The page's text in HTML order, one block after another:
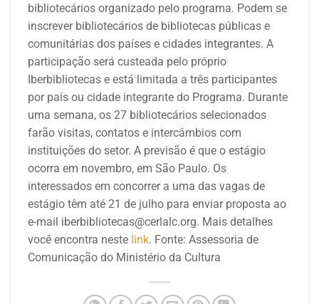
bibliotecários organizado pelo programa. Podem se
inscrever bibliotecários de bibliotecas públicas e
comunitárias dos países e cidades integrantes. A
participação será custeada pelo próprio
Iberbibliotecas e está limitada a três participantes
por país ou cidade integrante do Programa. Durante
uma semana, os 27 bibliotecários selecionados
farão visitas, contatos e intercâmbios com
instituições do setor. A previsão é que o estágio
ocorra em novembro, em São Paulo. Os
interessados em concorrer a uma das vagas de
estágio têm até 21 de julho para enviar proposta ao
e-mail iberbibliotecas@cerlalc.org. Mais detalhes
você encontra neste link. Fonte: Assessoria de
Comunicação do Ministério da Cultura